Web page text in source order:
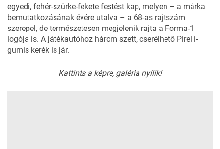
egyedi, fehér-szürke-fekete festést kap, melyen – a márka
bemutatkozásának évére utalva – a 68-as rajtszám
szerepel, de természetesen megjelenik rajta a Forma-1
logója is. A játékautóhoz három szett, cserélhető Pirelli-
gumis kerék is jár.
Kattints a képre, galéria nyílik!